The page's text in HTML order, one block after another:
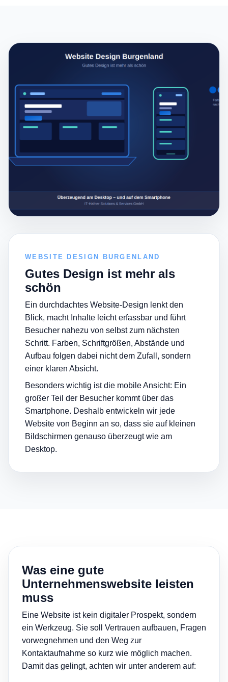
WEBSITE DESIGN BURGENLAND
Gutes Design ist mehr als
schön
Ein durchdachtes Website-Design lenkt den
Blick, macht Inhalte leicht erfassbar und führt
Besucher nahezu von selbst zum nächsten
Schritt. Farben, Schriftgrößen, Abstände und
Aufbau folgen dabei nicht dem Zufall, sondern
einer klaren Absicht.
Besonders wichtig ist die mobile Ansicht: Ein
großer Teil der Besucher kommt über das
Smartphone. Deshalb entwickeln wir jede
Website von Beginn an so, dass sie auf kleinen
Bildschirmen genauso überzeugt wie am
Desktop.
Was eine gute
Unternehmenswebsite leisten
muss
Eine Website ist kein digitaler Prospekt, sondern
ein Werkzeug. Sie soll Vertrauen aufbauen, Fragen
vorwegnehmen und den Weg zur
Kontaktaufnahme so kurz wie möglich machen.
Damit das gelingt, achten wir unter anderem auf: